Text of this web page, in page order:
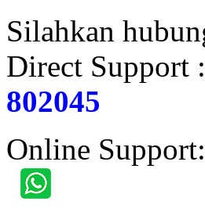
Silahkan
Direct Support :
802045
Online